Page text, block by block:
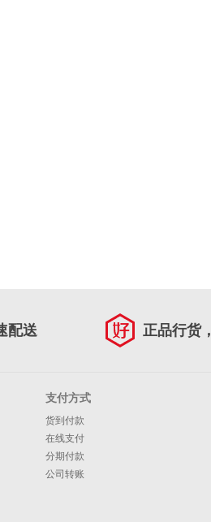
配送 正品行货
支付方式
货到付款
在线支付
分期付款
公司转账